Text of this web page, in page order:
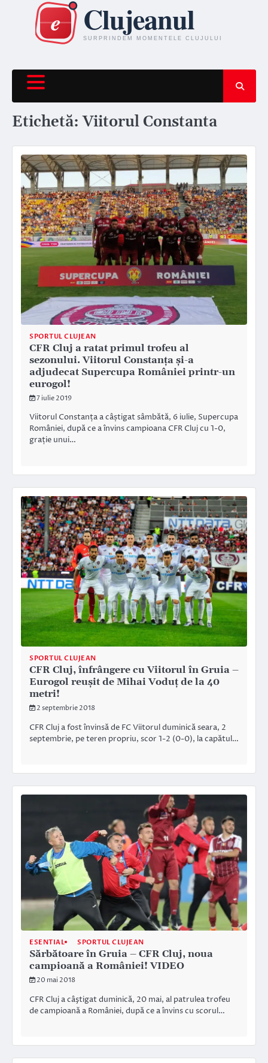
content
Etichetă:Viitorul Constanta
SPORTUL CLUJEAN
CFR Cluj a ratat primul trofeu al
sezonului. Viitorul Constanța și-a
adjudecat Supercupa României printr-un
eurogol!
7 iulie 2019
Viitorul Constanța a câștigat sâmbătă, 6 iulie, Supercupa
României, după ce a învins campioana CFR Cluj cu 1-0,
grație unui…
SPORTUL CLUJEAN
CFR Cluj, înfrângere cu Viitorul în Gruia –
Eurogol reușit de Mihai Voduț de la 40
metri!
2 septembrie 2018
CFR Cluj a fost învinsă de FC Viitorul duminică seara, 2
septembrie, pe teren propriu, scor 1-2 (0-0), la capătul…
ESENTIAL SPORTUL CLUJEAN
Sărbătoare în Gruia – CFR Cluj, noua
campioană a României! VIDEO
20 mai 2018
CFR Cluj a câştigat duminică, 20 mai, al patrulea trofeu
de campioană a României, după ce a învins cu scorul…